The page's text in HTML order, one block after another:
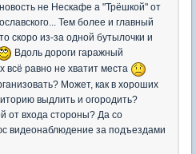
не Нескафе а "Трёшкой" от
Тем более и главный
скоро из-за одной бутылочки и
Вдоль дороги гаражный
всё равно не хватит места
Может, как в хороших
выдлить и огородить?
от входа стороны? Да со
видеонаблюдение за подъездами